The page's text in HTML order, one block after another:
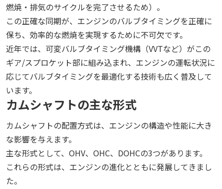
燃焼・排気のサイクルを完了させるため）。
この正確な同期が、エンジンのバルブタイミングを正確に
保ち、効率的な燃焼を実現するために不可欠です。
近年では、可変バルブタイミング機構（VVTなど）がこの
ギア/スプロケット部に組み込まれ、エンジンの運転状況に
応じてバルブタイミングを最適化する技術も広く普及して
います。
カムシャフトの主な形式
カムシャフトの配置方式は、エンジンの構造や性能に大き
な影響を与えます。
主な形式として、OHV、OHC、DOHCの3つがあります。
これらの形式は、エンジンの進化とともに発展してきまし
た。